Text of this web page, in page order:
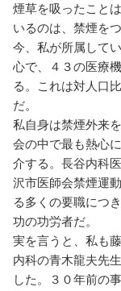
煙草を吸ったこと
いるのは、禁煙を
今、私が所属して
心で、４３の医療
る。これは対人口
だ。
私自身は禁煙外来
会の中で最も熱心
介する。長谷内科
沢市医師会禁煙運
る多くの要職につ
功の功労者だ。
実を言うと、私も
内科の青木龍夫先
した。３０年前の